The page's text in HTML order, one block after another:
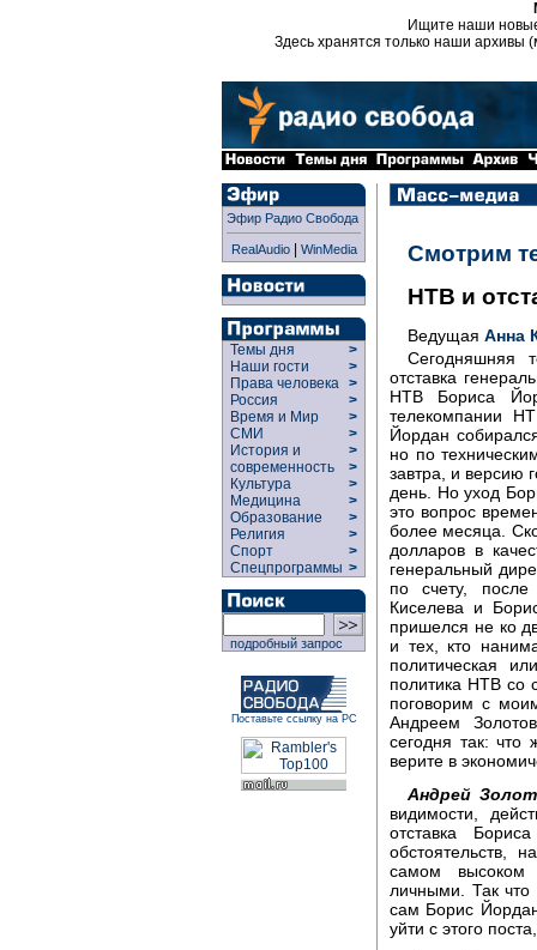
Ищите наши
Здесь хранятся только наши архивы
Эфир Радио Свобода
RealAudio| WinMedia
Темы дня
>
Наши гости
>
Права человека >
Россия
>
Время и Мир
>
СМИ
>
История и
современность
>
>
Культура
>
Медицина
>
Образование
>
Религия
>
Спорт
>
Спецпрограммы >
подробный запрос
Поставьте ссылку на РС
Смотрим
НТВ и
Ведущая Анна
Сегодняшняя
отставка
НТВ Бориса
телекомпании
Йордан
но по
завтра, и версию
день. Но уход
это вопрос
более месяца.
долларов в
генеральный
по счету,
Киселева и
пришелся не ко
и тех, кто
политическая
политика НТВ со
поговорим с
Андреем
сегодня так:
верите в
Андрей
видимости,
отставка
обстоятельств,
самом высоком
личными. Так
сам Борис
уйти с этого